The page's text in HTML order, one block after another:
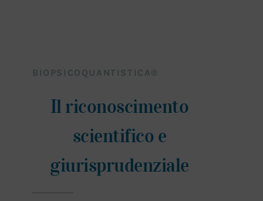
BIOPSICOQUANTISTICA®
Il riconoscimento
scientifico e
giurisprudenziale